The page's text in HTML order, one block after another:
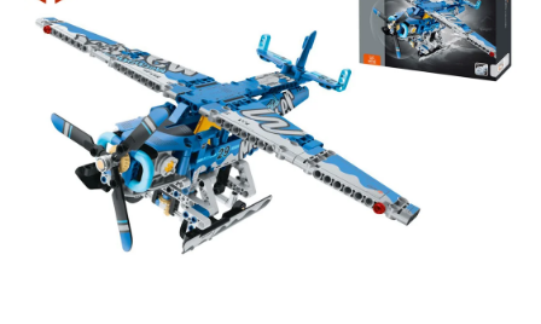
hvězdiček.